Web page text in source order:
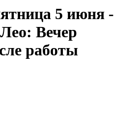
5 июня -
Вечер
работы